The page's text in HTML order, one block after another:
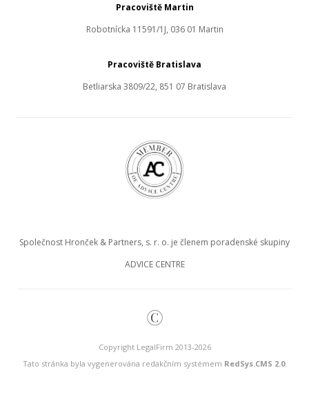
Pracoviště Martin
Robotnícka 11591/1J, 036 01 Martin
Pracoviště Bratislava
Betliarska 3809/22, 851 07 Bratislava
Společnost Hronček & Partners, s. r. o. je členem poradenské skupiny
ADVICE CENTRE
©
Copyright LegalFirm 2013-2026
Tato stránka byla vygenerována redakčním systémem RedSys.CMS 2.0.